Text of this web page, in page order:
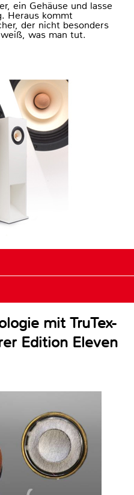
ein Gehäuse und lasse
Heraus kommt
der nicht besonders
was man tut.
mit TruTex-
Edition Eleven